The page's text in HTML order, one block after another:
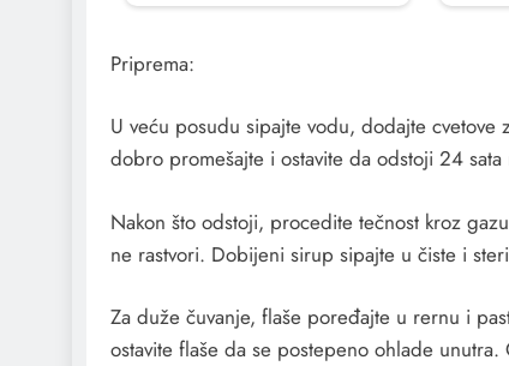
Priprema:
U veću posudu sipajte vodu, dodajte cvetove
dobro promešajte i ostavite da odstoji 24
Nakon što odstoji, procedite tečnost kroz
ne rastvori. Dobijeni sirup sipajte u čiste i
Za duže čuvanje, flaše poređajte u rernu i
ostavite flaše da se postepeno ohlade unutra.